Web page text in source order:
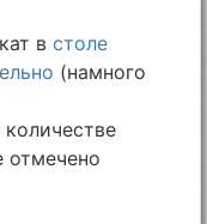
встоле
(намного
отмечено